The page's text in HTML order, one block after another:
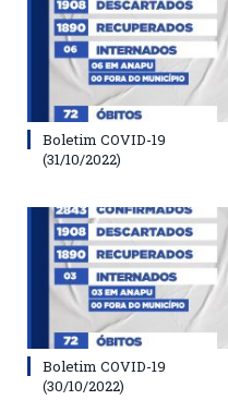
Boletim COVID-19
(31/10/2022)
Boletim COVID-19
(30/10/2022)